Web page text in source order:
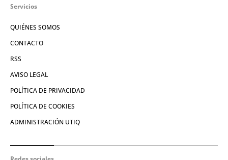
Servicios
QUIÉNES SOMOS
CONTACTO
RSS
AVISO LEGAL
POLÍTICA DE PRIVACIDAD
POLÍTICA DE COOKIES
ADMINISTRACIÓN UTIQ